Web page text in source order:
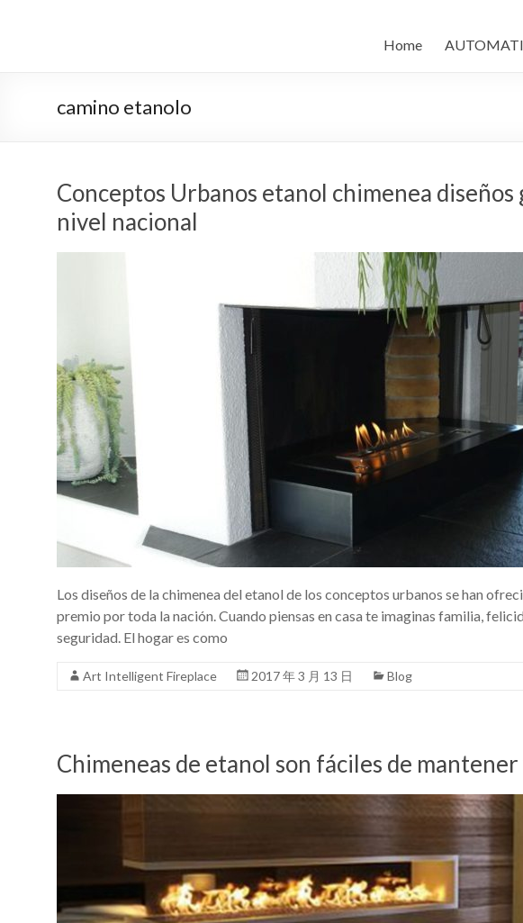
de
etanol
chimenea
–
china
líder
Art
chimeneas
de
bioetanol
para
casa
moderna
de
diseño
Home
camino etanolo
Conceptos Urbanos etanol chimenea diseños
nivel nacional
Los diseños de la chimenea del etanol de los conceptos urbanos se han
premio por toda la nación. Cuando piensas en casa te imaginas familia,
seguridad. El hogar es como
Art Intelligent Fireplace 2017 年 3 月 13 日 Blog
Chimeneas de etanol son fáciles de